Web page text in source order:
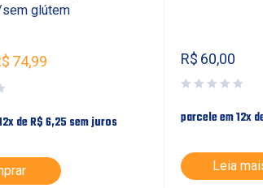
glútem
74,99
deR$6,25 sem juros
R$ 60,00
parcele em 12x
Leia